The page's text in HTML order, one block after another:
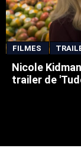
FILMES
Nicole
trailer de